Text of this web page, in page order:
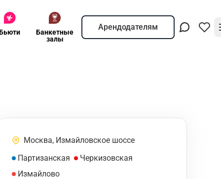
Банкетные
залы
Арендодателям
Москва, Измайловское шоссе
Партизанская
Черкизовская
Измайлово